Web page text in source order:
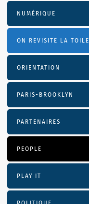
NUMÉRIQUE
ON REVISITE LA
ORIENTATION
PARIS-BROOKLYN
PARTENAIRES
PEOPLE
PLAY IT